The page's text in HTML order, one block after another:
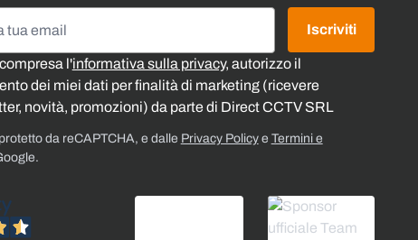
l'informativa sulla privacy, autorizzo il
dei miei dati per finalità di marketing (ricevere
novità, promozioni) da parte di Direct CCTV SRL
Iscriviti
da reCAPTCHA, e dalle Privacy Policye Termini e